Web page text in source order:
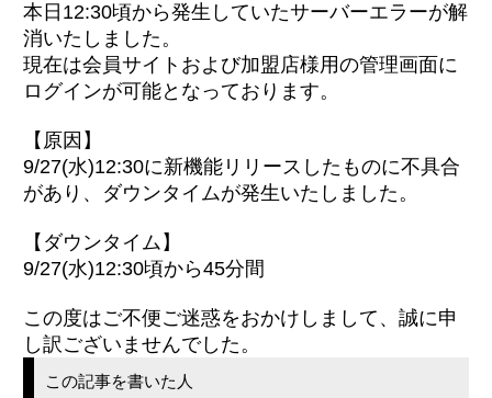
女性会員ログイン
男性会員ログイン
本日12:30頃から発生していたサーバーエラーが解
消いたしました。
現在は会員サイトおよび加盟店様用の管理画面に
ログインが可能となっております。
【原因】
9/27(水)12:30に新機能リリースしたものに不具合
があり、ダウンタイムが発生いたしました。
【ダウンタイム】
9/27(水)12:30頃から45分間
この度はご不便ご迷惑をおかけしまして、誠に申
し訳ございませんでした。
この記事を書いた人